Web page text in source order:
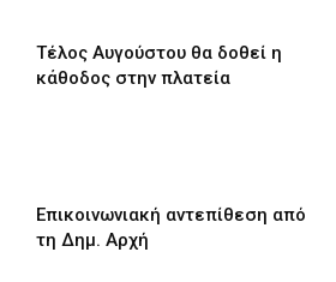
Τέλος Αυγούστου θα δοθεί η
κάθοδος στην πλατεία
Επικοινωνιακή αντεπίθεση από
τη Δημ. Αρχή